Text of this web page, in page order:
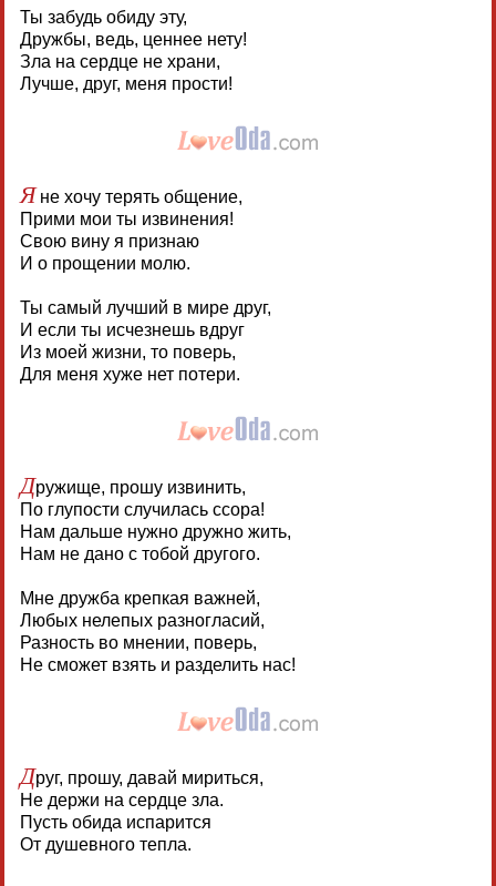
Ты забудь обиду эту,
Дружбы, ведь, ценнее нету!
Зла на сердце не храни,
Лучше, друг, меня прости!
Яне хочу терять общение,
Прими мои ты извинения!
Свою вину я признаю
И о прощении молю.
Ты самый лучший в мире друг,
И если ты исчезнешь вдруг
Из моей жизни, то поверь,
Для меня хуже нет потери.
Дружище, прошу извинить,
По глупости случилась ссора!
Нам дальше нужно дружно жить,
Нам не дано с тобой другого.
Мне дружба крепкая важней,
Любых нелепых разногласий,
Разность во мнении, поверь,
Не сможет взять и разделить нас!
Друг, прошу, давай мириться,
Не держи на сердце зла.
Пусть обида испарится
От душевного тепла.